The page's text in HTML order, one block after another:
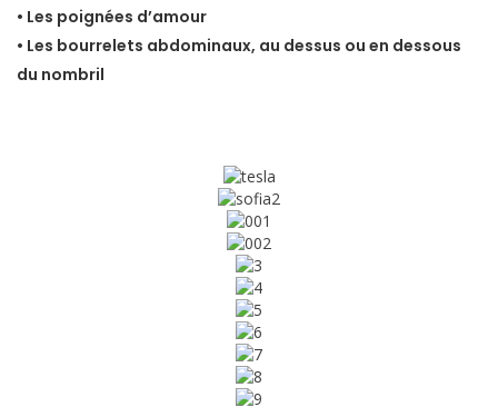
• Les poignées d’amour
• Les bourrelets abdominaux, au dessus ou en dessous
du nombril